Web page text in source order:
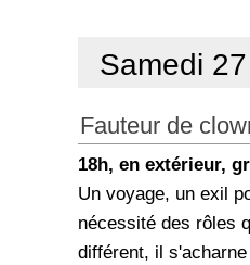
Samedi
Fauteur de
18h, en extérieur,
Un voyage, un exil
nécessité des rôles
différent, il